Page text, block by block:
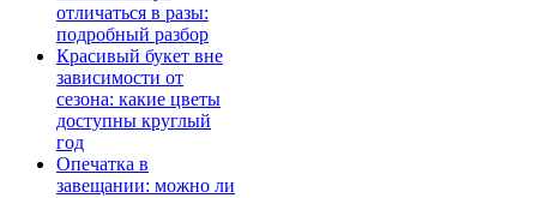
отличаться в разы:
подробный разбор
Красивый букет вне
зависимости от
сезона: какие цветы
доступны круглый
год
Опечатка в
завещании: можно ли